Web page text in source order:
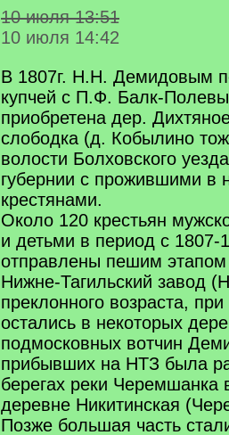
10 июля 13:51
10 июля 14:42
В 1807г. Н.Н. Демидовым
купчей с П.Ф. Балк-
приобретена дер.
слободка (д. Кобылино
волости Болховского
губернии с прожившими в
крестянами.
Около 120 крестьян
и детьми в период с 1807-
отправлены пешим
Нижне-Тагильский завод
преклонного возраста,
остались в некоторых
подмосковных вотчин
прибывших на НТЗ была
берегах реки Черемшанка
деревне Никитинская
Позже большая часть